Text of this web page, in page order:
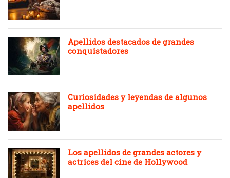
Apellidos destacados de grandes
conquistadores
Curiosidades y leyendas de algunos
apellidos
Los apellidos de grandes actores y
actrices del cine de Hollywood